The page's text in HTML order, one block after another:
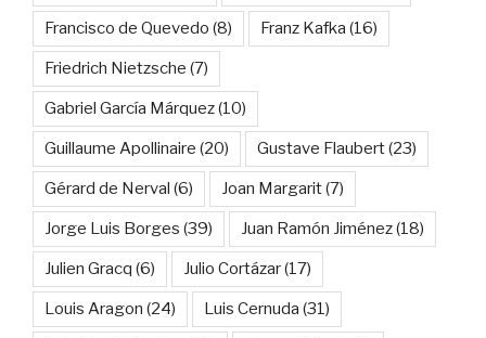
Francisco de Quevedo (8) Franz Kafka (16)
Friedrich Nietzsche (7)
Gabriel García Márquez(10)
Guillaume Apollinaire (20) Gustave Flaubert(23)
Gérard de Nerval (6) Joan Margarit(7)
Jorge Luis Borges (39) Juan Ramón Jiménez(18)
Julien Gracq (6) Julio Cortázar(17)
Louis Aragon (24) Luis Cernuda (31)